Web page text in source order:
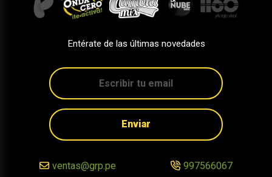
Entérate de las últimas novedades
Enviar
ventas@grp.pe 997566067